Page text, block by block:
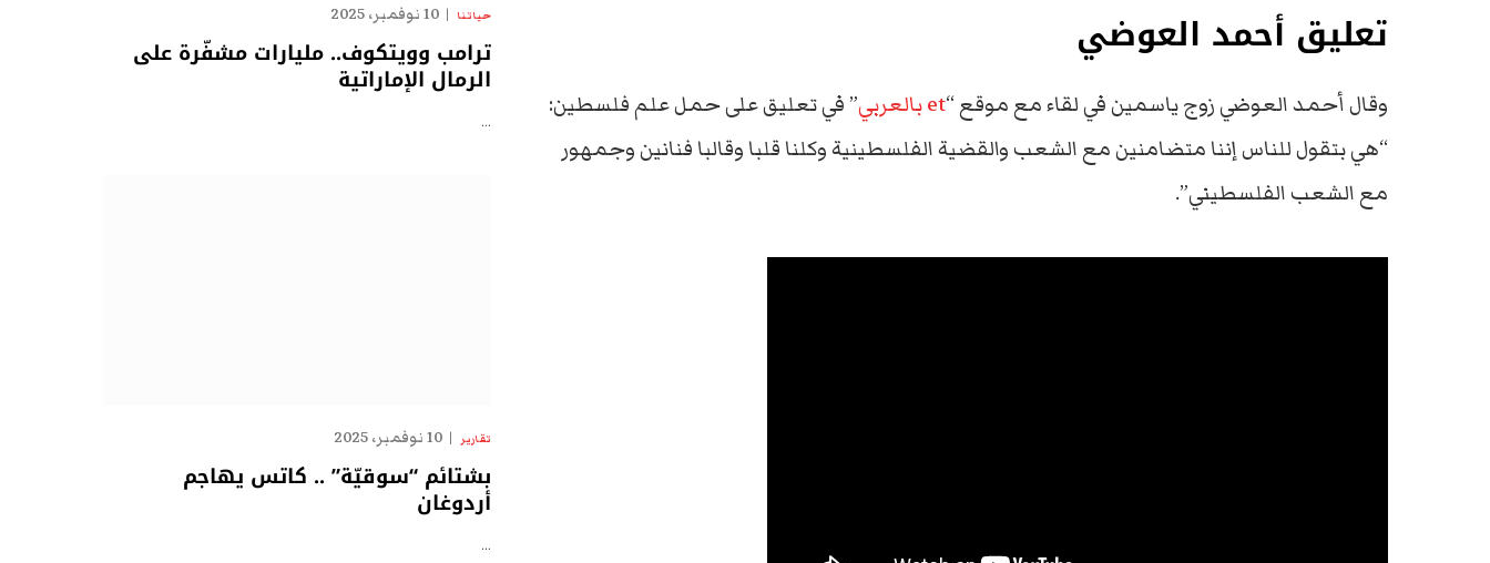
تعليق أحمد العوضي
وقال أحمد العوضي زوج ياسمين في لقاء مع موقع “et بالعربي
” في تعليق على حمل علم فلسطين:
“هي بتقول للناس إننا متضامنين مع الشعب والقضية الفلسطينية وكلنا قلبا وقالبا فنانين وجمهور
مع الشعب الفلسطيني”.
حياتنا 10 نوفمبر، 2025
ترامب وويتكوف.. مليارات مشفّرة على
الرمال الإماراتية
…
تقارير 10 نوفمبر، 2025
بشتائم “سوقيّة” .. كاتس يهاجم
أردوغان
…